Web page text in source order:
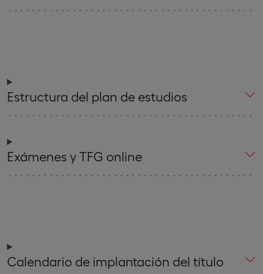
Estructura del plan de estudios
Exámenes y TFG online
Calendario de implantación del título